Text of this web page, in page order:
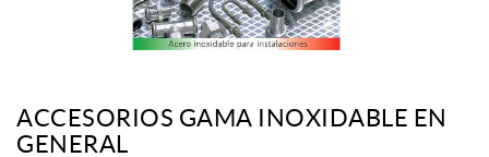
ACCESORIOS GAMA INOXIDABLE EN
GENERAL